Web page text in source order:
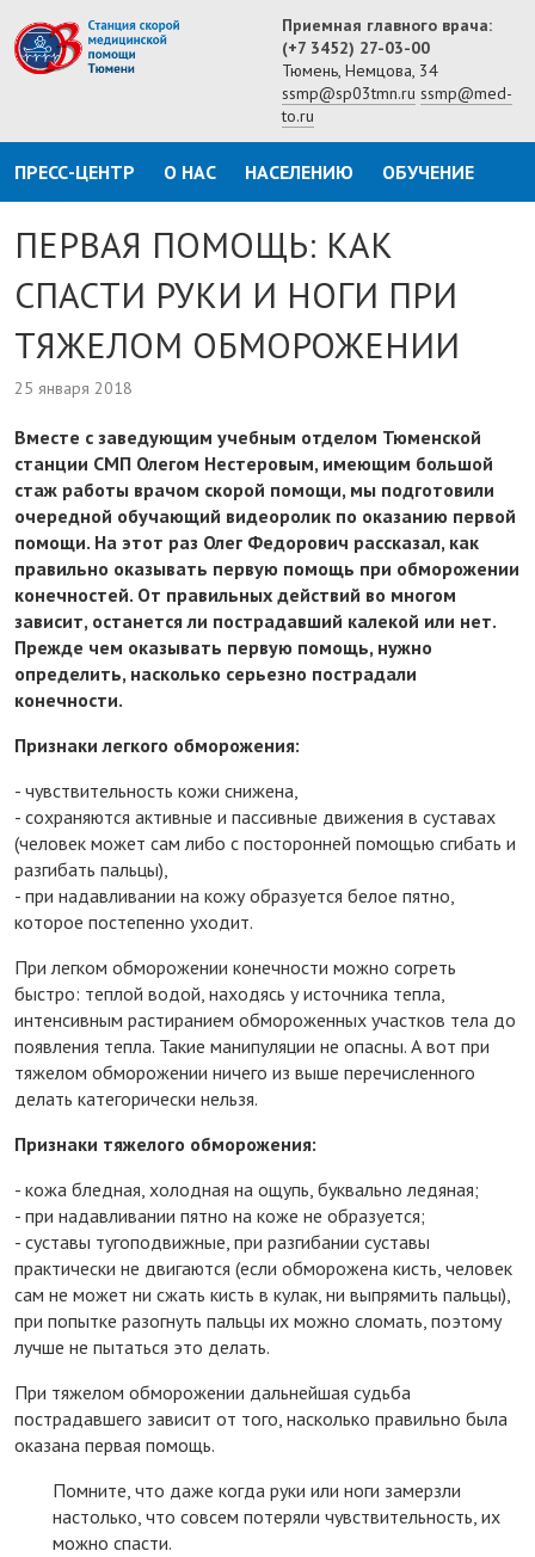
Приемная главного врача:
(+7 3452) 27-03-00
Тюмень, Немцова, 34
ssmp@sp03tmn.ru ssmp@med-
to.ru
ПРЕСС-ЦЕНТР О НАС НАСЕЛЕНИЮ ОБУЧЕНИЕ
ПЕРВАЯ ПОМОЩЬ: КАК
СПАСТИ РУКИ И НОГИ ПРИ
ТЯЖЕЛОМ ОБМОРОЖЕНИИ
25 января 2018
Вместе с заведующим учебным отделом Тюменской
станции СМП Олегом Нестеровым, имеющим большой
стаж работы врачом скорой помощи, мы подготовили
очередной обучающий видеоролик по оказанию первой
помощи. На этот раз Олег Федорович рассказал, как
правильно оказывать первую помощь при обморожении
конечностей. От правильных действий во многом
зависит, останется ли пострадавший калекой или нет.
Прежде чем оказывать первую помощь, нужно
определить, насколько серьезно пострадали
конечности.
Признаки легкого обморожения:
- чувствительность кожи снижена,
- сохраняются активные и пассивные движения в суставах
(человек может сам либо с посторонней помощью сгибать и
разгибать пальцы),
- при надавливании на кожу образуется белое пятно,
которое постепенно уходит.
При легком обморожении конечности можно согреть
быстро: теплой водой, находясь у источника тепла,
интенсивным растиранием обмороженных участков тела до
появления тепла. Такие манипуляции не опасны. А вот при
тяжелом обморожении ничего из выше перечисленного
делать категорически нельзя.
Признаки тяжелого обморожения:
- кожа бледная, холодная на ощупь, буквально ледяная;
- при надавливании пятно на коже не образуется;
- суставы тугоподвижные, при разгибании суставы
практически не двигаются (если обморожена кисть, человек
сам не может ни сжать кисть в кулак, ни выпрямить пальцы),
при попытке разогнуть пальцы их можно сломать, поэтому
лучше не пытаться это делать.
При тяжелом обморожении дальнейшая судьба
пострадавшего зависит от того, насколько правильно была
оказана первая помощь.
Помните, что даже когда руки или ноги замерзли
настолько, что совсем потеряли чувствительность, их
можно спасти.